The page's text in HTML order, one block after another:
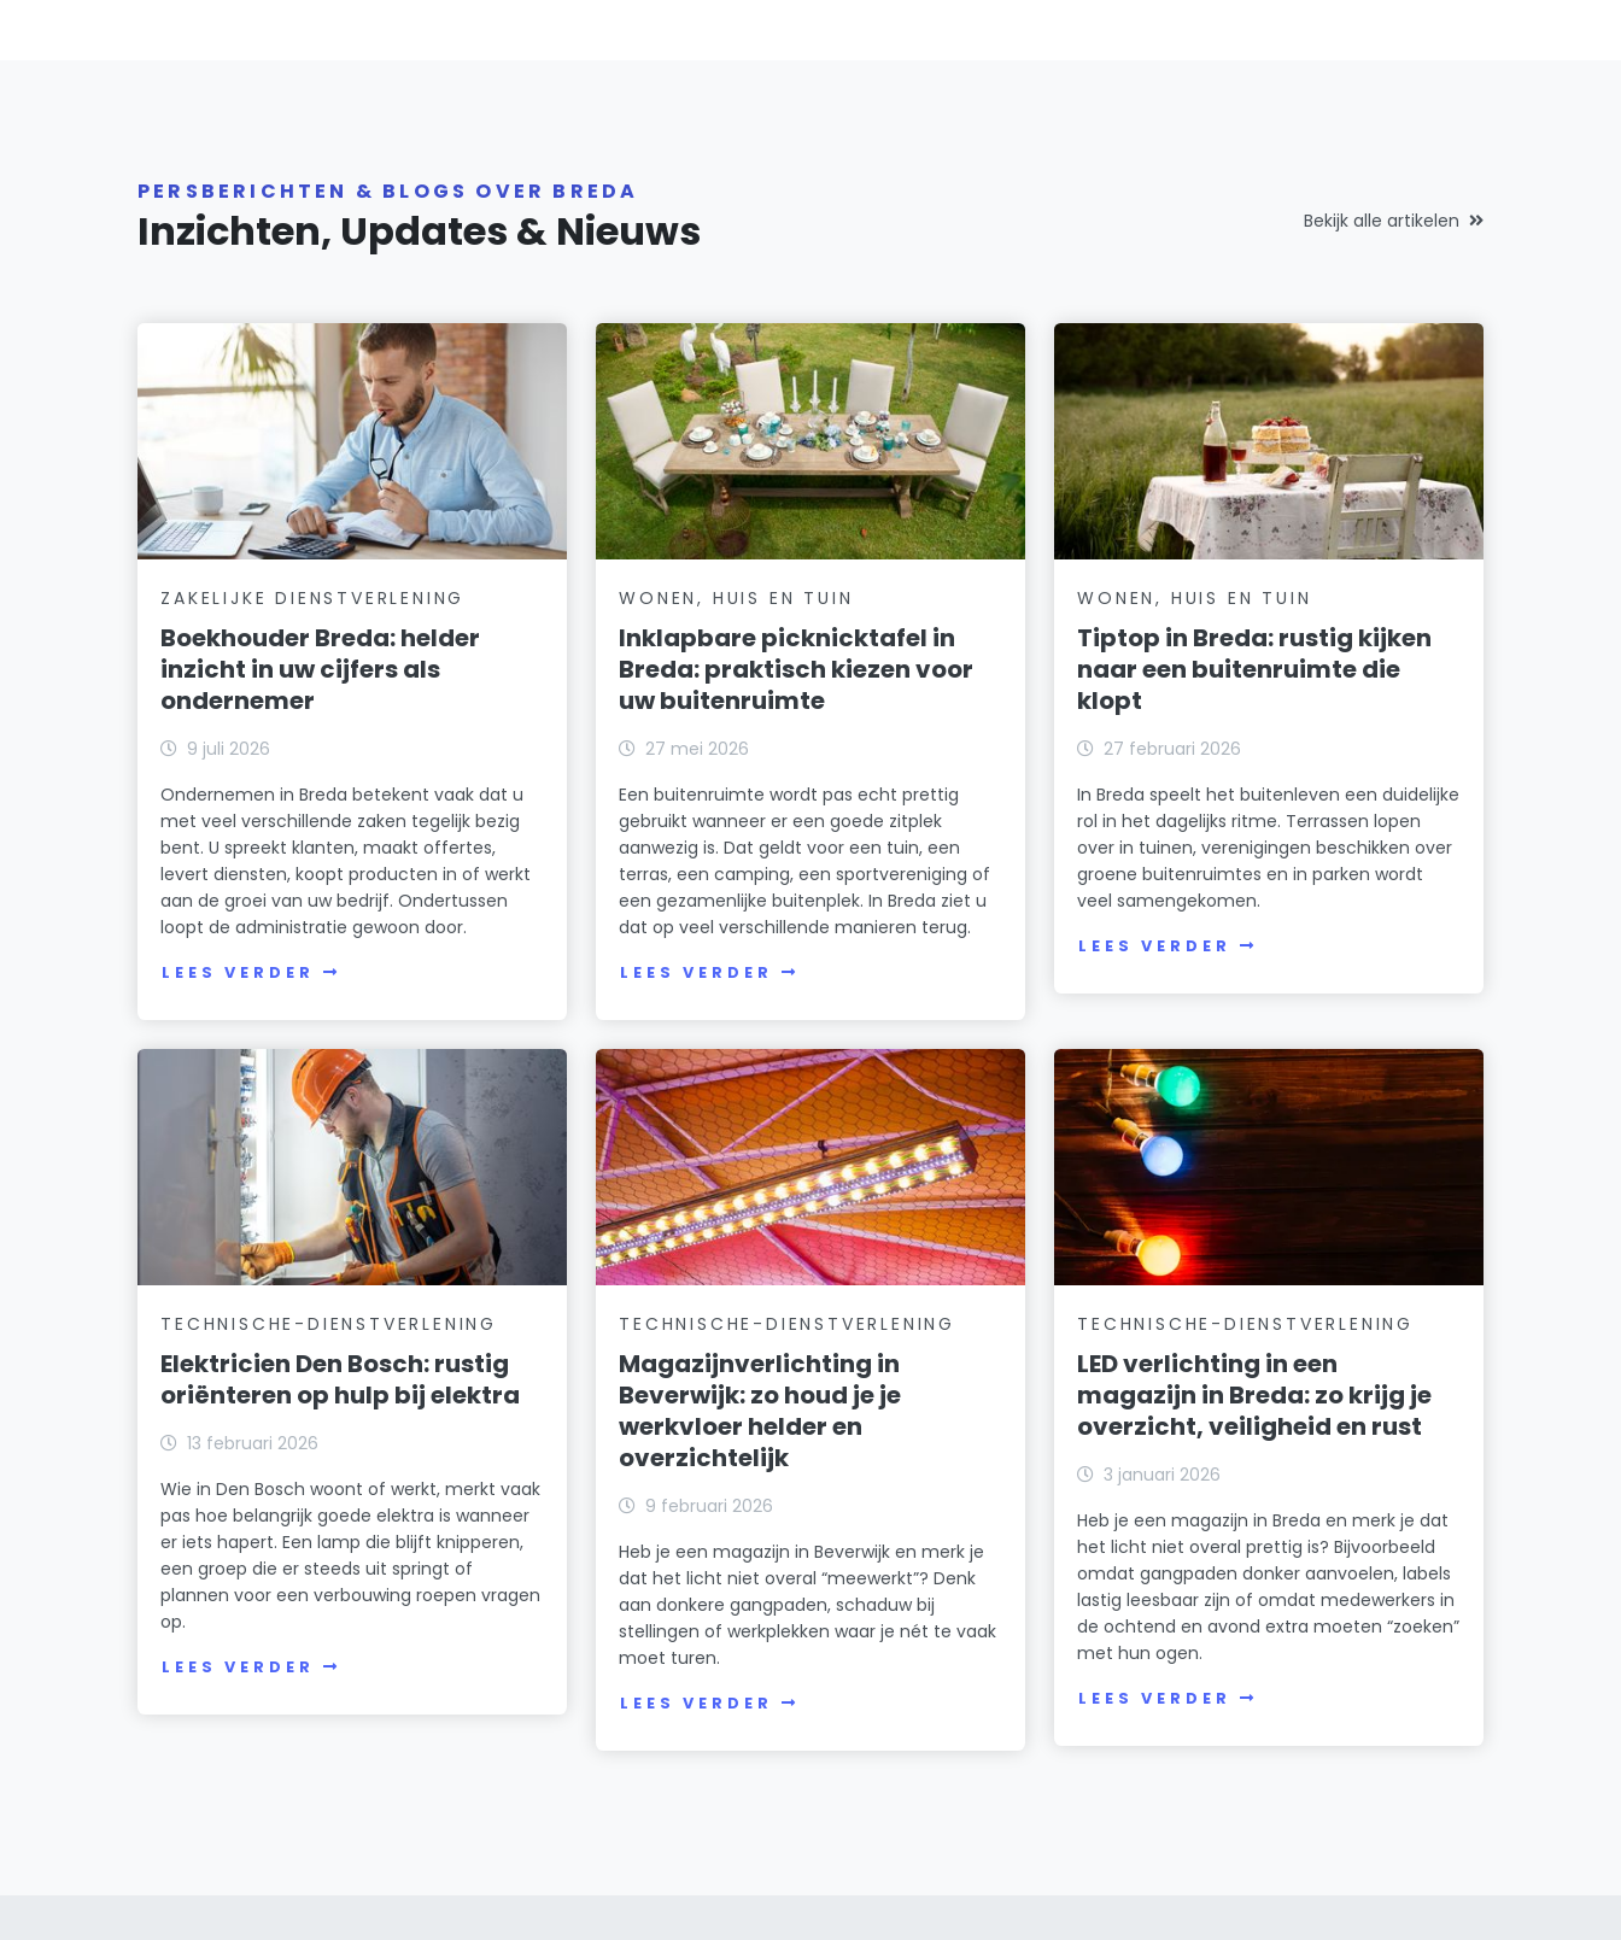
PERSBERICHTEN & BLOGS OVER BREDA
Inzichten, Updates & Nieuws Bekijk alle artikelen
ZAKELIJKE DIENSTVERLENING
Boekhouder Breda: helder
inzicht in uw cijfers als
ondernemer
9 juli 2026
Ondernemen in Breda betekent vaak dat u
met veel verschillende zaken tegelijk bezig
bent. U spreekt klanten, maakt offertes,
levert diensten, koopt producten in of werkt
aan de groei van uw bedrijf. Ondertussen
loopt de administratie gewoon door.
LEES VERDER
WONEN, HUIS EN TUIN
Inklapbare picknicktafel in
Breda: praktisch kiezen voor
uw buitenruimte
27 mei 2026
Een buitenruimte wordt pas echt prettig
gebruikt wanneer er een goede zitplek
aanwezig is. Dat geldt voor een tuin, een
terras, een camping, een sportvereniging of
een gezamenlijke buitenplek. In Breda ziet u
dat op veel verschillende manieren terug.
LEES VERDER
WONEN, HUIS EN TUIN
Tiptop in Breda: rustig kijken
naar een buitenruimte die
klopt
27 februari 2026
In Breda speelt het buitenleven een duidelijke
rol in het dagelijks ritme. Terrassen lopen
over in tuinen, verenigingen beschikken over
groene buitenruimtes en in parken wordt
veel samengekomen.
LEES VERDER
TECHNISCHE-DIENSTVERLENING
Elektricien Den Bosch: rustig
oriënteren op hulp bij elektra
13 februari 2026
Wie in Den Bosch woont of werkt, merkt vaak
pas hoe belangrijk goede elektra is wanneer
er iets hapert. Een lamp die blijft knipperen,
een groep die er steeds uit springt of
plannen voor een verbouwing roepen vragen
op.
LEES VERDER
TECHNISCHE-DIENSTVERLENING
Magazijnverlichting in
Beverwijk: zo houd je je
werkvloer helder en
overzichtelijk
9 februari 2026
Heb je een magazijn in Beverwijk en merk je
dat het licht niet overal “meewerkt”? Denk
aan donkere gangpaden, schaduw bij
stellingen of werkplekken waar je nét te vaak
moet turen.
LEES VERDER
TECHNISCHE-DIENSTVERLENING
LED verlichting in een
magazijn in Breda: zo krijg je
overzicht, veiligheid en rust
3 januari 2026
Heb je een magazijn in Breda en merk je dat
het licht niet overal prettig is? Bijvoorbeeld
omdat gangpaden donker aanvoelen, labels
lastig leesbaar zijn of omdat medewerkers in
de ochtend en avond extra moeten “zoeken”
met hun ogen.
LEES VERDER